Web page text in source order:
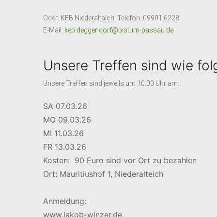
Oder: KEB Niederaltaich: Telefon: 09901 6228
E-Mail: keb.deggendorf@bistum-passau.de
Unsere Treffen sind wie
Unsere Treffen sind jeweils um 10.00 Uhr am:
SA 07.03.26
MO 09.03.26
MI 11.03.26
FR 13.03.26
Kosten: 90 Euro sind vor Ort zu bezahlen
Ort: Mauritiushof 1, Niederalteich
Anmeldung:
www.jakob-winzer.de